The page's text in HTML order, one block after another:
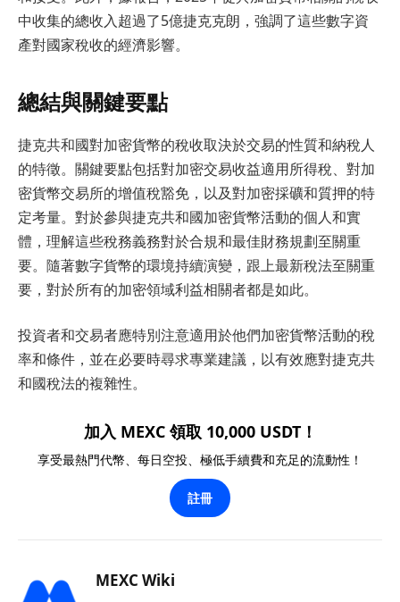
中收集的總收入超過了5億捷克克朗，強調了這些數字資
產對國家稅收的經濟影響。
總結與關鍵要點
捷克共和國對加密貨幣的稅收取決於交易的性質和納稅人
的特徵。關鍵要點包括對加密交易收益適用所得稅、對加
密貨幣交易所的增值稅豁免，以及對加密採礦和質押的特
定考量。對於參與捷克共和國加密貨幣活動的個人和實
體，理解這些稅務義務對於合規和最佳財務規劃至關重
要。隨著數字貨幣的環境持續演變，跟上最新稅法至關重
要，對於所有的加密領域利益相關者都是如此。
投資者和交易者應特別注意適用於他們加密貨幣活動的稅
率和條件，並在必要時尋求專業建議，以有效應對捷克共
和國稅法的複雜性。
加入 MEXC 領取 10,000 USDT！
享受最熱門代幣、每日空投、極低手續費和充足的流動性！
註冊
MEXC Wiki